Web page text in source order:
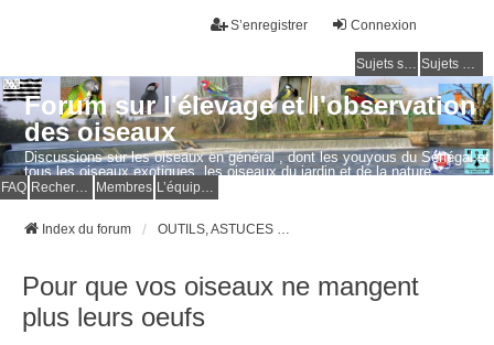
Connexion
S’enregistrer
Sujets sans réponse Sujets actifs
Forum sur l'élevage et l'observation
des oiseaux
Discussions sur les oiseaux en général , dont les youyous du Sénégal et
tous les oiseaux exotiques, les oiseaux du jardin et de la nature.
Questions, photos, expériences.
FAQ Membres
Index du forum
Pour que vos oiseaux ne mangent
plus leurs oeufs